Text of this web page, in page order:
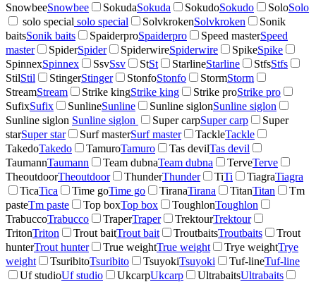
SnowbeeSnowbee SokudaSokuda SokudoSokudo SoloSolo
solo special solo special SolvkrokenSolvkroken
Sonik
baitsSonik baits SpaiderproSpaiderpro Speed masterSpeed
master
SpiderSpider SpiderwireSpiderwire SpikeSpike
SpinnexSpinnex SsvSsv StSt StarlineStarline StfsStfs
StilStil StingerStinger StonfoStonfo StormStorm
StreamStream Strike kingStrike king Strike proStrike pro
SufixSufix SunlineSunline Sunline siglonSunline siglon
Sunline siglon Sunline siglon Super carpSuper carp
Super
starSuper star Surf masterSurf master TackleTackle
TakedoTakedo TamuroTamuro Tas devilTas devil
TaumannTaumann Team dubnaTeam dubna TerveTerve
TheoutdoorTheoutdoor ThunderThunder TiTi TiagraTiagra
TicaTica Time goTime go TiranaTirana TitanTitan
Tm
pasteTm paste Top boxTop box ToughlonToughlon
TrabuccoTrabucco TraperTraper TrektourTrektour
TritonTriton Trout baitTrout bait TroutbaitsTroutbaits
Trout
hunterTrout hunter True weightTrue weight Trye weightTrye
weight
TsuribitoTsuribito TsuyokiTsuyoki Tuf-lineTuf-line
Uf studioUf studio UkcarpUkcarp UltrabaitsUltrabaits